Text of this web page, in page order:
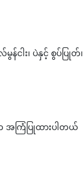
ငါး၊ ပဲနှင့် စွပ်ပြုတ်၊
အကြံပြုထားပါတယ်